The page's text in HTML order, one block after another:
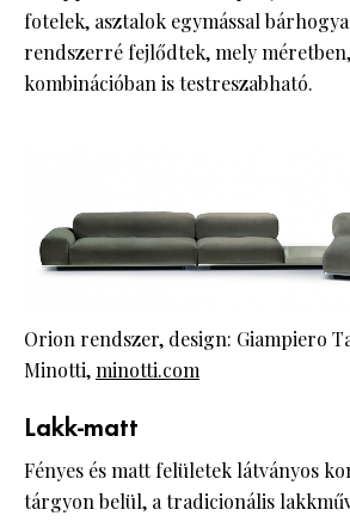
fotelek, asztalok egymással
rendszerré fejlődtek, mely
kombinációban is testreszabható.
Orion rendszer, design: Giampiero
Minotti,minotti.com
Lakk-matt
Fényes és matt felületek látványos
tárgyon belül, a tradicionális